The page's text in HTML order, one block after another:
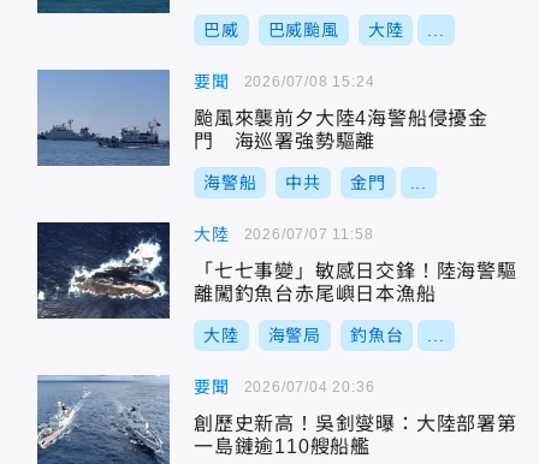
巴威 巴威颱風 大陸
要聞
颱風來襲前夕大陸4海警船侵擾金
門 海巡署強勢驅離
海警船 中共 金門
2026/07/08 15:24
大陸
「七七事變」敏感日交鋒！陸海警驅
離闖釣魚台赤尾嶼日本漁船
大陸 海警局 釣魚台
2026/07/07 11:58
要聞
創歷史新高！吳釗燮曝：大陸部署第
一島鏈逾110艘船艦
2026/07/04 20:36